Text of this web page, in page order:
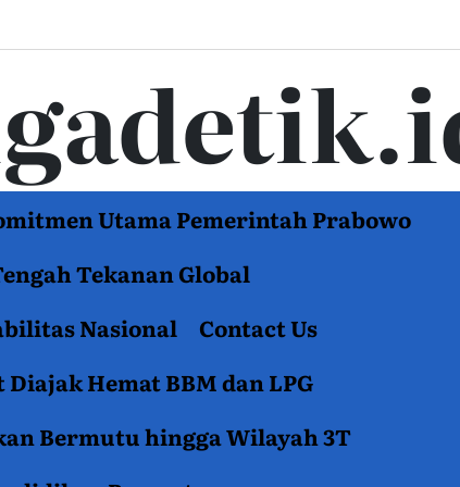
Utama Pemerintah Prabowo
Tekanan Global
Nasional
Contact Us
Hemat BBM dan LPG
Bermutu hingga Wilayah 3T